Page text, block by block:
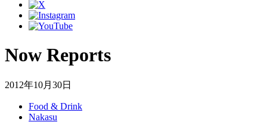
Now Reports
2012年10月30日
Food & Drink
Nakasu